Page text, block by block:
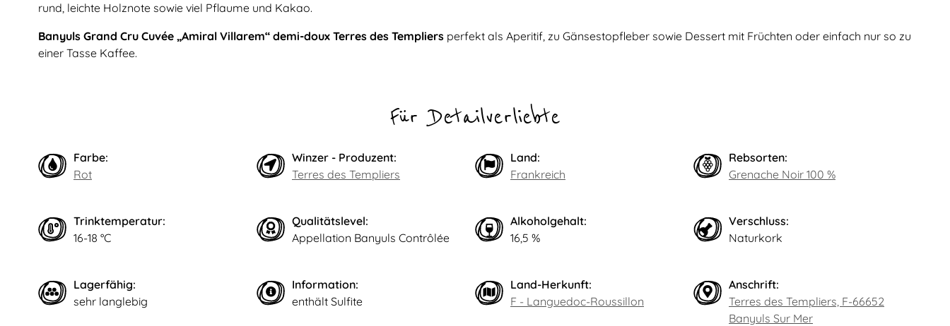
rund, leichte Holznote sowie viel Pflaume und Kakao.
Banyuls Grand Cru Cuvée „Amiral Villarem“ demi-doux Terres des Templiers perfekt als Aperitif, zu Gänsestopfleber sowie Dessert mit Früchten oder einfach nur so zu
einer Tasse Kaffee.
Für Detailverliebte
Farbe:
Rot
Winzer - Produzent:
Terres des Templiers
Land:
Frankreich
Rebsorten:
Grenache Noir 100 %
Trinktemperatur:
16-18 °C
Qualitätslevel:
Appellation Banyuls Contrôlée
Alkoholgehalt:
16,5 %
Verschluss:
Naturkork
Lagerfähig:
sehr langlebig
Information:
enthält Sulfite
Land-Herkunft:
F - Languedoc-Roussillon
Anschrift:
Terres des Templiers, F-66652
Banyuls Sur Mer